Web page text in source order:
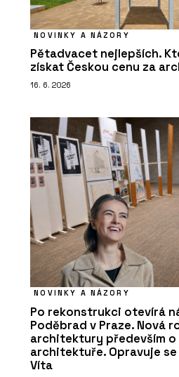
NOVINKY A NÁZORY
Pětadvacet nejlepších.
získat Českou cenu za
16. 6. 2026
NOVINKY A NÁZORY
Po rekonstrukci otevírá
Poděbrad v Praze. Nová
architektury především o
architektuře. Opravuje
Víta